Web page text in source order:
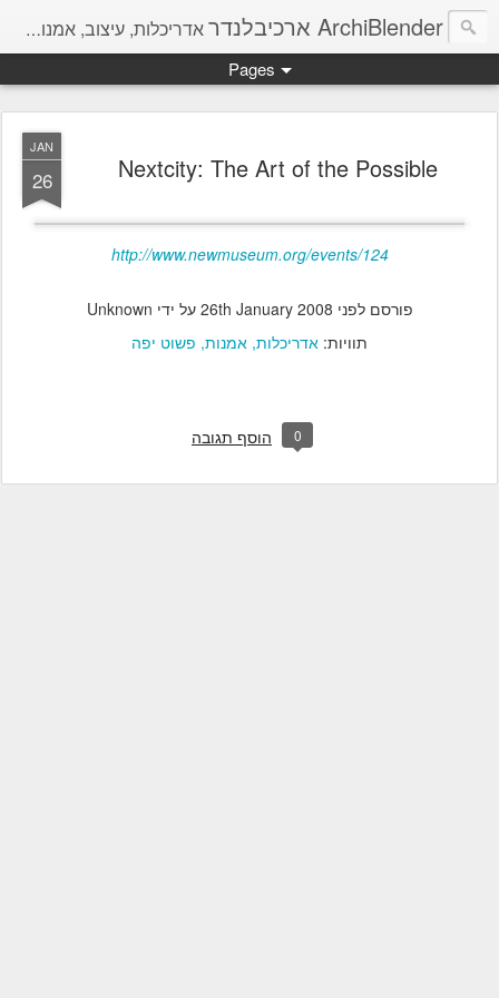
ArchiBlender ארכיבלנדר אדריכלות, עיצוב, אמנות, מחשבות והמון חומר להשראה.
Pages
JAN
26 Nextcity: The Art of the Possible
http://www.newmuseum.org/events/124
פורסם לפני 26th January 2008 על ידי Unknown
תוויות: אדריכלות אמנות פשוט יפה
0 הוסף תגובה